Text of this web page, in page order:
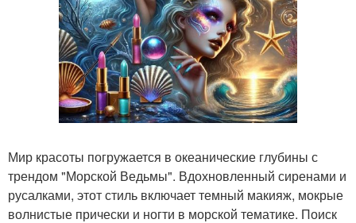
Мир красоты погружается в океанические глубины с
трендом "Морской Ведьмы". Вдохновленный сиренами и
русалками, этот стиль включает темный макияж, мокрые
волнистые прически и ногти в морской тематике. Поиск